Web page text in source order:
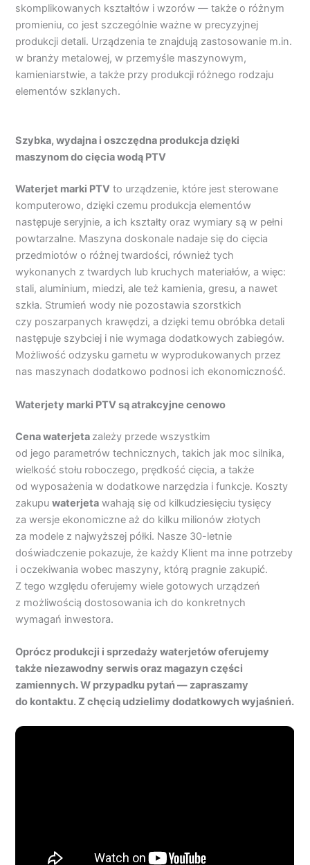
skomplikowanych kształtów i wzorów — także o różnym
promieniu, co jest szczególnie ważne w precyzyjnej
produkcji detali. Urządzenia te znajdują zastosowanie m.in.
w branży metalowej, w przemyśle maszynowym,
kamieniarstwie, a także przy produkcji różnego rodzaju
elementów szklanych.
Szybka, wydajna i oszczędna produkcja dzięki
maszynom do cięcia wodą PTV
Waterjet marki PTV to urządzenie, które jest sterowane
komputerowo, dzięki czemu produkcja elementów
następuje seryjnie, a ich kształty oraz wymiary są w pełni
powtarzalne. Maszyna doskonale nadaje się do cięcia
przedmiotów o różnej twardości, również tych
wykonanych z twardych lub kruchych materiałów, a więc:
stali, aluminium, miedzi, ale też kamienia, gresu, a nawet
szkła. Strumień wody nie pozostawia szorstkich
czy poszarpanych krawędzi, a dzięki temu obróbka detali
następuje szybciej i nie wymaga dodatkowych zabiegów.
Możliwość odzysku garnetu w wyprodukowanych przez
nas maszynach dodatkowo podnosi ich ekonomiczność.
Waterjety marki PTV są atrakcyjne cenowo
Cena waterjeta zależy przede wszystkim
od jego parametrów technicznych, takich jak moc silnika,
wielkość stołu roboczego, prędkość cięcia, a także
od wyposażenia w dodatkowe narzędzia i funkcje. Koszty
zakupuwaterjeta wahają się od kilkudziesięciu tysięcy
za wersje ekonomiczne aż do kilku milionów złotych
za modele z najwyższej półki. Nasze 30-letnie
doświadczenie pokazuje, że każdy Klient ma inne potrzeby
i oczekiwania wobec maszyny, którą pragnie zakupić.
Z tego względu oferujemy wiele gotowych urządzeń
z możliwością dostosowania ich do konkretnych
wymagań inwestora.
Oprócz produkcji i sprzedaży waterjetów oferujemy
także niezawodny serwis oraz magazyn części
zamiennych. W przypadku pytań — zapraszamy
do kontaktu. Z chęcią udzielimy dodatkowych wyjaśnień.